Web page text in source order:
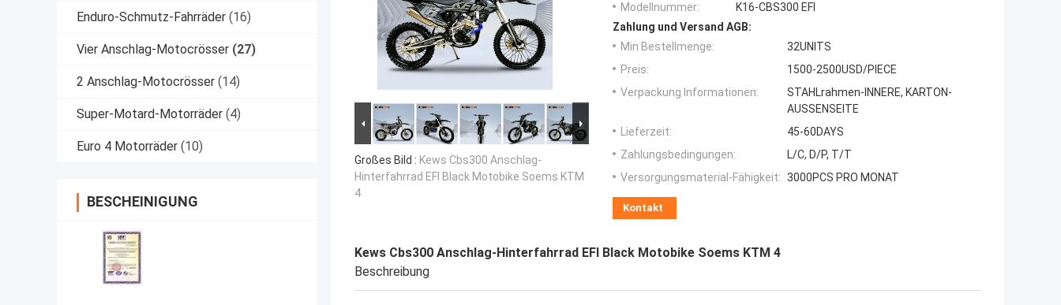
Enduro-Schmutz-Fahrräder (16)
Vier Anschlag-Motocrösser (27)
2 Anschlag-Motocrösser (14)
Super-Motard-Motorräder (4)
Euro 4 Motorräder (10)
BESCHEINIGUNG
Großes Bild : Kews Cbs300 Anschlag-
Hinterfahrrad EFI Black Motobike Soems KTM
4
Modellnummer:
K16-CBS300 EFI
Zahlung und Versand AGB:
Min Bestellmenge:
32UNITS
Preis:
1500-2500USD/PIECE
Verpackung Informationen:
STAHLrahmen-INNERE, KARTON-
AUSSENSEITE
Lieferzeit:
45-60DAYS
Zahlungsbedingungen:
L/C, D/P, T/T
Versorgungsmaterial-Fähigkeit: 3000PCS PRO MONAT
Kontakt
Kews Cbs300 Anschlag-Hinterfahrrad EFI Black Motobike Soems KTM 4
Beschreibung